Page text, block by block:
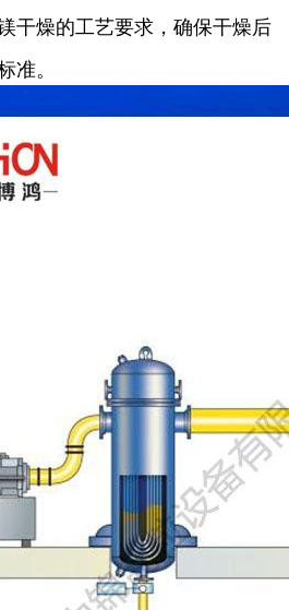
干燥的工艺要求，确保干燥后
准。